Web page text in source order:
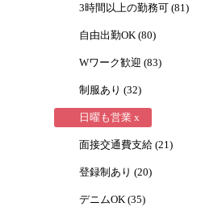
3時間以上の勤務可 (81)
自由出勤OK (80)
Wワーク歓迎 (83)
制服あり (32)
日曜も営業 x
面接交通費支給 (21)
登録制あり (20)
デニムOK (35)